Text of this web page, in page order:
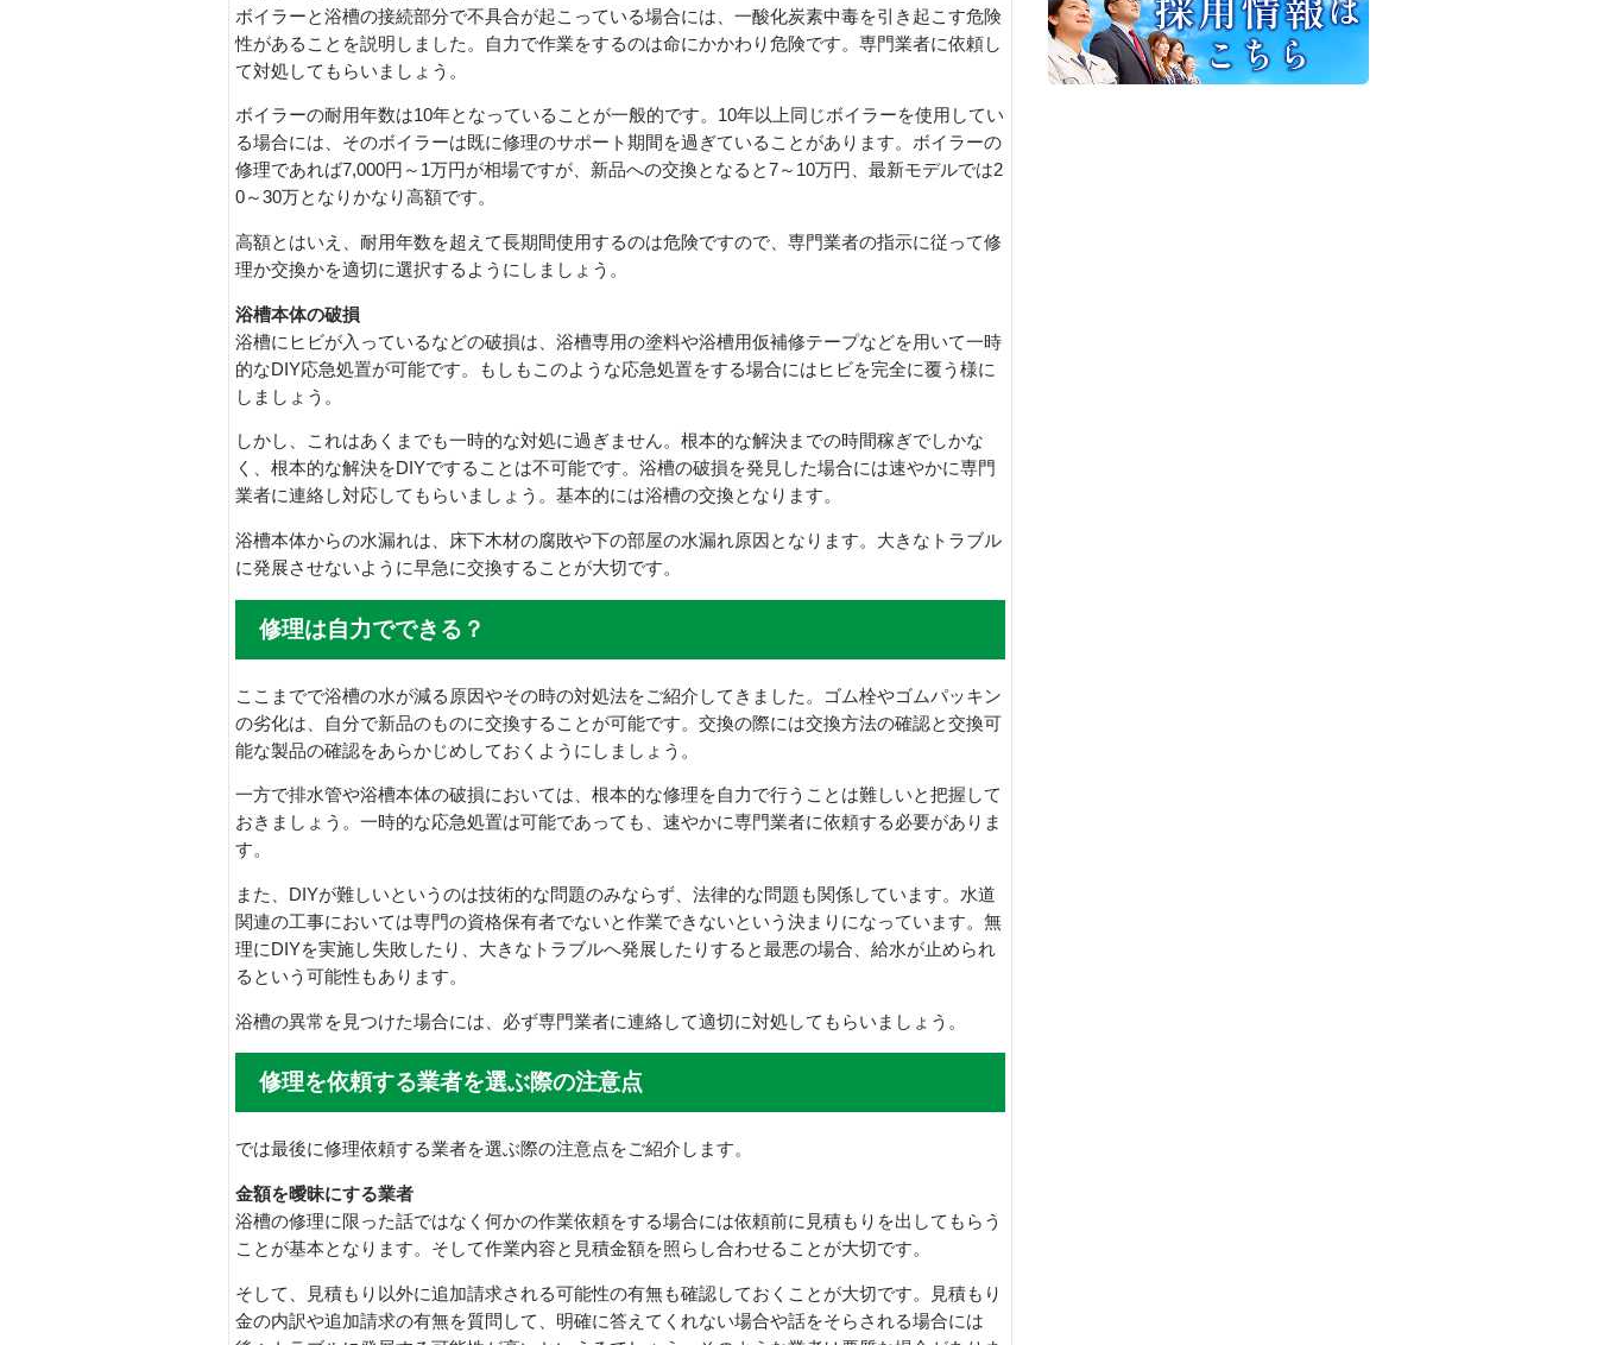
ボイラーと浴槽の接続部分で不具合が起こっている場合には、一酸化炭素中毒を引き起こす危険
性があることを説明しました。自力で作業をするのは命にかかわり危険です。専門業者に依頼し
て対処してもらいましょう。
ボイラーの耐用年数は10年となっていることが一般的です。10年以上同じボイラーを使用してい
る場合には、そのボイラーは既に修理のサポート期間を過ぎていることがあります。ボイラーの
修理であれば7,000円～1万円が相場ですが、新品への交換となると7～10万円、最新モデルでは2
0～30万となりかなり高額です。
高額とはいえ、耐用年数を超えて長期間使用するのは危険ですので、専門業者の指示に従って修
理か交換かを適切に選択するようにしましょう。
浴槽本体の破損
浴槽にヒビが入っているなどの破損は、浴槽専用の塗料や浴槽用仮補修テープなどを用いて一時
的なDIY応急処置が可能です。もしもこのような応急処置をする場合にはヒビを完全に覆う様に
しましょう。
しかし、これはあくまでも一時的な対処に過ぎません。根本的な解決までの時間稼ぎでしかな
く、根本的な解決をDIYですることは不可能です。浴槽の破損を発見した場合には速やかに専門
業者に連絡し対応してもらいましょう。基本的には浴槽の交換となります。
浴槽本体からの水漏れは、床下木材の腐敗や下の部屋の水漏れ原因となります。大きなトラブル
に発展させないように早急に交換することが大切です。
修理は自力でできる？
ここまでで浴槽の水が減る原因やその時の対処法をご紹介してきました。ゴム栓やゴムパッキン
の劣化は、自分で新品のものに交換することが可能です。交換の際には交換方法の確認と交換可
能な製品の確認をあらかじめしておくようにしましょう。
一方で排水管や浴槽本体の破損においては、根本的な修理を自力で行うことは難しいと把握して
おきましょう。一時的な応急処置は可能であっても、速やかに専門業者に依頼する必要がありま
す。
また、DIYが難しいというのは技術的な問題のみならず、法律的な問題も関係しています。水道
関連の工事においては専門の資格保有者でないと作業できないという決まりになっています。無
理にDIYを実施し失敗したり、大きなトラブルへ発展したりすると最悪の場合、給水が止められ
るという可能性もあります。
浴槽の異常を見つけた場合には、必ず専門業者に連絡して適切に対処してもらいましょう。
修理を依頼する業者を選ぶ際の注意点
では最後に修理依頼する業者を選ぶ際の注意点をご紹介します。
金額を曖昧にする業者
浴槽の修理に限った話ではなく何かの作業依頼をする場合には依頼前に見積もりを出してもらう
ことが基本となります。そして作業内容と見積金額を照らし合わせることが大切です。
そして、見積もり以外に追加請求される可能性の有無も確認しておくことが大切です。見積もり
金の内訳や追加請求の有無を質問して、明確に答えてくれない場合や話をそらされる場合には